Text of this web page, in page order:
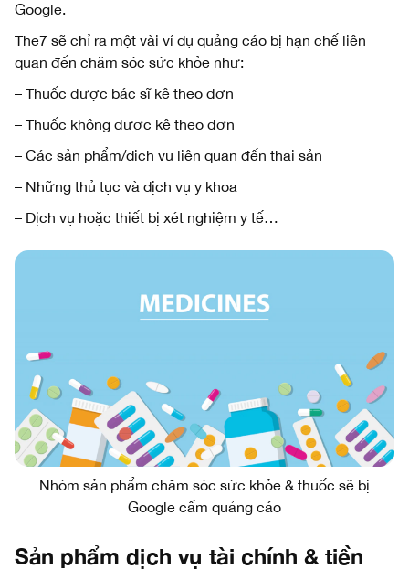
Google.
The7 sẽ chỉ ra một vài ví dụ quảng cáo bị hạn chế liên
quan đến chăm sóc sức khỏe như:
– Thuốc được bác sĩ kê theo đơn
– Thuốc không được kê theo đơn
– Các sản phẩm/dịch vụ liên quan đến thai sản
– Những thủ tục và dịch vụ y khoa
– Dịch vụ hoặc thiết bị xét nghiệm y tế…
Nhóm sản phẩm chăm sóc sức khỏe & thuốc sẽ bị
Google cấm quảng cáo
Sản phẩm dịch vụ tài chính & tiền